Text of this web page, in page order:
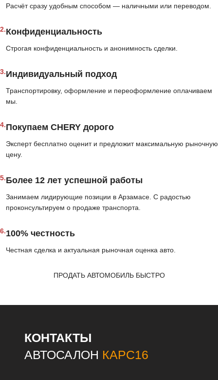
Расчёт сразу удобным способом — наличными или переводом.
2.Конфиденциальность
Строгая конфиденциальность и анонимность сделки.
3.Индивидуальный подход
Транспортировку, оформление и переоформление оплачиваем
мы.
4.Покупаем CHERY дорого
Эксперт бесплатно оценит и предложит максимальную рыночную
цену.
5.Более 12 лет успешной работы
Занимаем лидирующие позиции в Арзамасе. С радостью
проконсультируем о продаже транспорта.
6.100% честность
Честная сделка и актуальная рыночная оценка авто.
ПРОДАТЬ АВТОМОБИЛЬ БЫСТРО
КОНТАКТЫ
АВТОСАЛОН КАРС16